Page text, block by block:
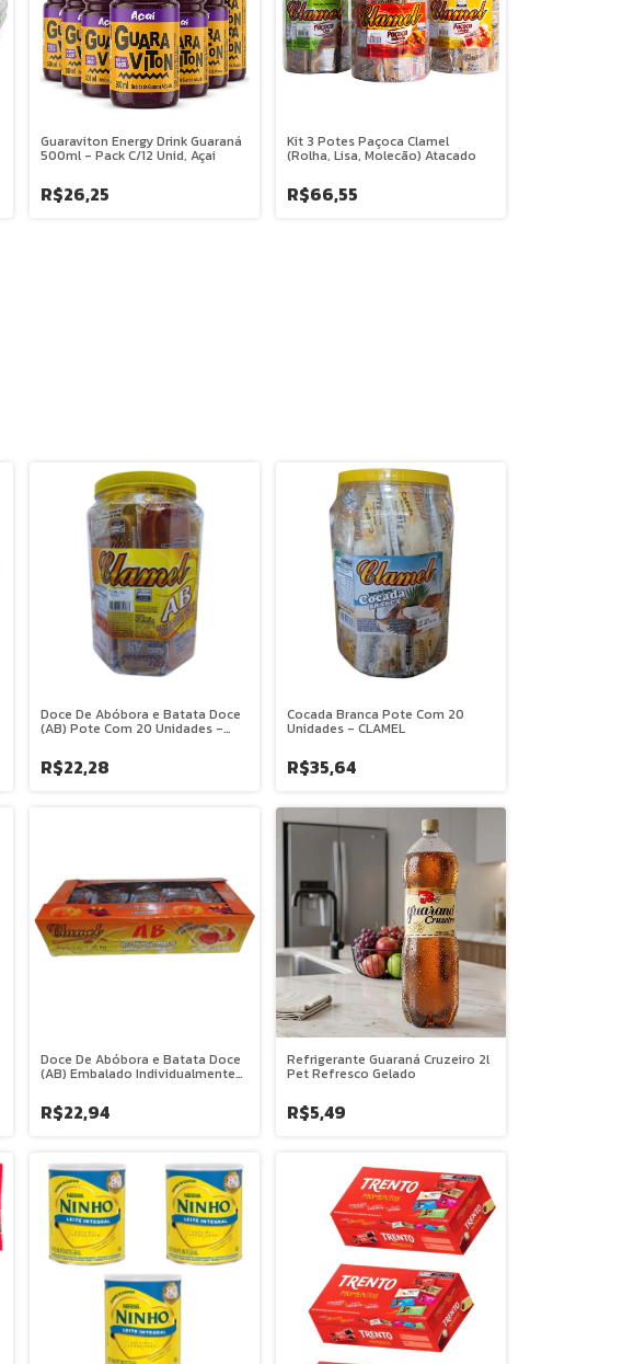
Guaraviton Energy Drink Guaraná
500ml - Pack C/12 Unid, Açai
R$26,25
Kit 3 Potes Paçoca Clamel
(Rolha, Lisa, Molecão) Atacado
R$66,55
Doce De Abóbora e Batata Doce
(AB) Pote Com 20 Unidades -
R$22,28
Cocada Branca Pote Com 20
Unidades - CLAMEL
R$35,64
Doce De Abóbora e Batata Doce
(AB) Embalado Individualmente
R$22,94
Refrigerante Guaraná Cruzeiro 2l
Pet Refresco Gelado
R$5,49